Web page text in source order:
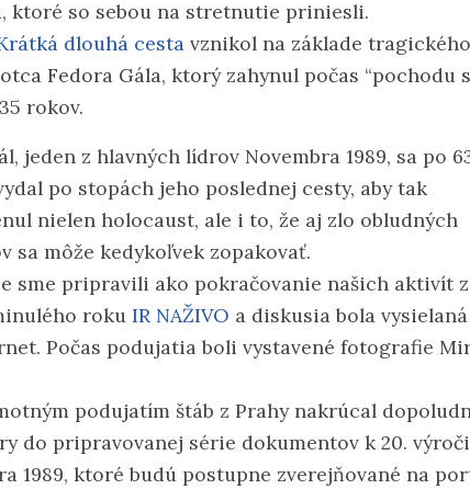
ktoré so sebou na stretnutie priniesli.
dlouhá cesta vznikol na základe tragického
Fedora Gála, ktorý zahynul počas “pochodu
rokov.
jeden z hlavných lídrov Novembra 1989, sa po
po stopách jeho poslednej cesty, aby tak
nielen holocaust, ale i to, že aj zlo obludných
sa môže kedykoľvek zopakovať.
sme pripravili ako pokračovanie našich aktivít z
roku IR NAŽIVO a diskusia bola
Počas podujatia boli vystavené fotografie
podujatím štáb z Prahy nakrúcal
do pripravovanej série dokumentov k 20.
1989, ktoré budú postupne zverejňované na